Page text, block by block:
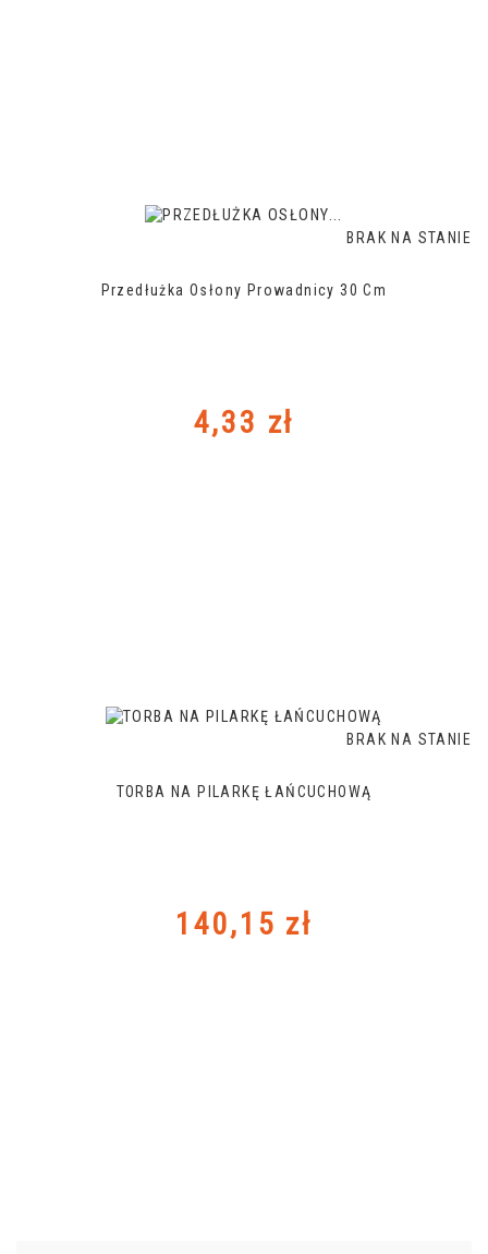
BRAK NA STANIE
Przedłużka Osłony Prowadnicy 30 Cm
Cena
4,33 zł
BRAK NA STANIE
TORBA NA PILARKĘ ŁAŃCUCHOWĄ
Cena
140,15 zł